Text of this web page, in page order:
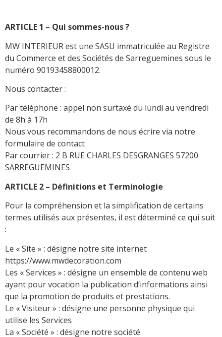
ARTICLE 1 – Qui sommes-nous ?
MW INTERIEUR est une SASU immatriculée au Registre
du Commerce et des Sociétés de Sarreguemines sous le
numéro 90193458800012.
Nous contacter :
Par téléphone : appel non surtaxé du lundi au vendredi
de 8h à 17h
Nous vous recommandons de nous écrire via notre
formulaire de contact
Par courrier : 2 B RUE CHARLES DESGRANGES 57200
SARREGUEMINES
ARTICLE 2 – Définitions et Terminologie
Pour la compréhension et la simplification de certains
termes utilisés aux présentes, il est déterminé ce qui suit
:
Le « Site » : désigne notre site internet
https://www.mwdecoration.com
Les « Services » : désigne un ensemble de contenu web
ayant pour vocation la publication d’informations ainsi
que la promotion de produits et prestations.
Le « Visiteur » : désigne une personne physique qui
utilise les Services
La « Société » : désigne notre société